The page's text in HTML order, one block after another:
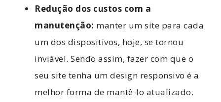
Redução dos custos com a
manutenção: manter um site para cada
um dos dispositivos, hoje, se tornou
inviável. Sendo assim, fazer com que o
seu site tenha um design responsivo é a
melhor forma de mantê-lo atualizado.